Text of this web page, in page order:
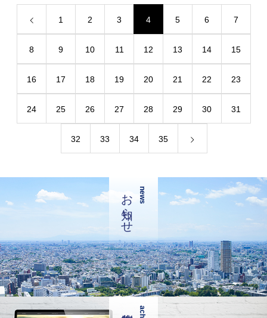
1 2 3 4 5 6 7
8 9 10 11 12 13 14 15
16 17 18 19 20 21 22 23
24 25 26 27 28 29 30 31
32 33 34 35
news
お知らせ